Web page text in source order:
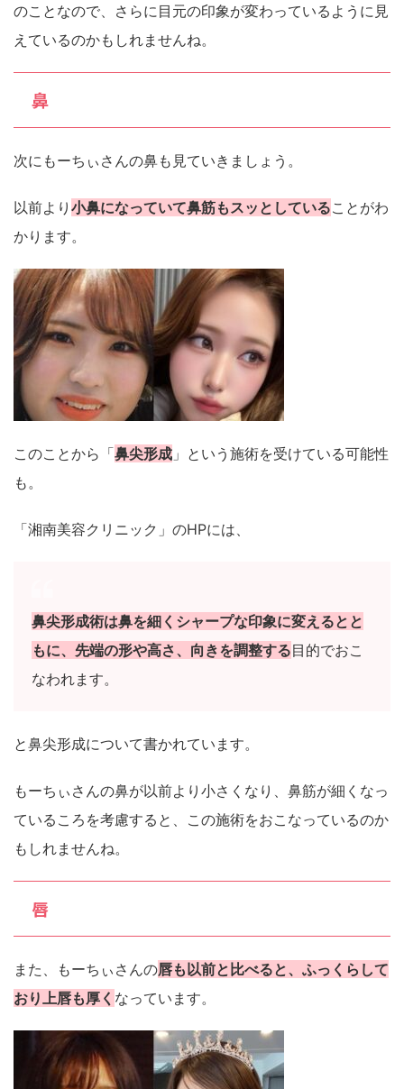
のことなので、さらに目元の印象が変わっているように見
えているのかもしれませんね。
鼻
次にもーちぃさんの鼻も見ていきましょう。
以前より 小鼻になっていて鼻筋もスッとしていることがわ
かります。
このことから「鼻尖形成 」という施術を受けている可能性
も。
「湘南美容クリニック」のHPには、
鼻尖形成術は鼻を細くシャープな印象に変えるとと
もに、先端の形や高さ、向きを調整する目的でおこ
なわれます。
と鼻尖形成について書かれています。
もーちぃさんの鼻が以前より小さくなり、鼻筋が細くなっ
ているころを考慮すると、この施術をおこなっているのか
もしれませんね。
唇
また、もーちぃさんの唇も以前と比べると、ふっくらして
おり上唇も厚く なっています。